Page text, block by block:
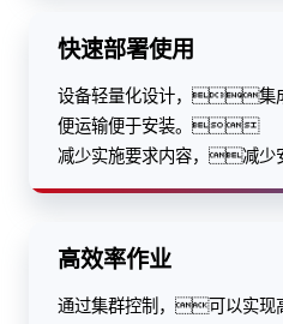
快速部署使用
设备轻量化设计，集
便运输便于安装。
减少实施要求内容，减
高效率作业
通过集群控制，可以实